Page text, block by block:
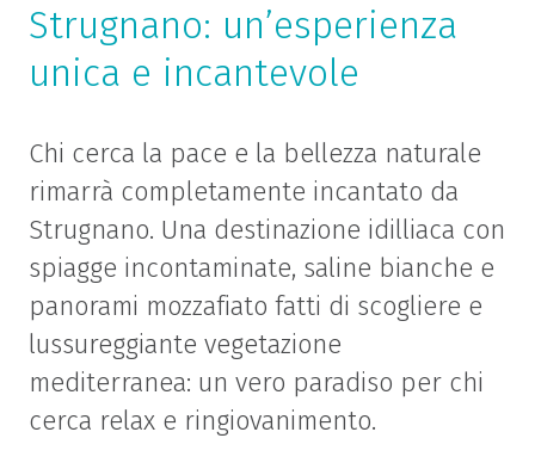
Strugnano: un’esperienza
unica e incantevole
Chi cerca la pace e la bellezza naturale
rimarrà completamente incantato da
Strugnano. Una destinazione idilliaca con
spiagge incontaminate, saline bianche e
panorami mozzafiato fatti di scogliere e
lussureggiante vegetazione
mediterranea: un vero paradiso per chi
cerca relax e ringiovanimento.